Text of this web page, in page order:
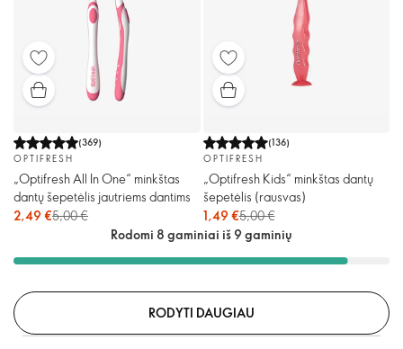
(369)
OPTIFRESH
„Optifresh All In One“ minkštas
dantų šepetėlis jautriems dantims
2,49 €5,00 €
(136)
OPTIFRESH
„Optifresh Kids“ minkštas dantų
šepetėlis (rausvas)
1,49 €5,00 €
Rodomi 8 gaminiai iš 9 gaminių
RODYTI DAUGIAU